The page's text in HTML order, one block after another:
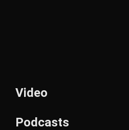
Video
Podcasts